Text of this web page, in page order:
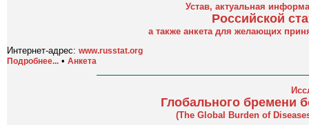
Устав, актуальная
Российской
а также анкета для желающих
Интернет-адрес: www.russtat.org
Подробнее... • Анкета
Глобального бремени
(The Global Burden of